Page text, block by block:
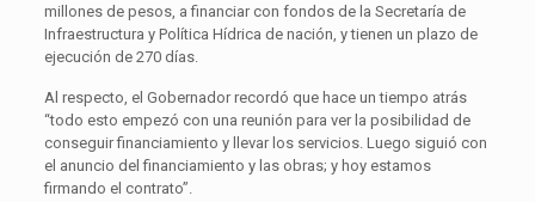
millones de pesos, a financiar con fondos de la Secretaría de
Infraestructura y Política Hídrica de nación, y tienen un plazo de
ejecución de 270 días.
Al respecto, el Gobernador recordó que hace un tiempo atrás
“todo esto empezó con una reunión para ver la posibilidad de
conseguir financiamiento y llevar los servicios. Luego siguió con
el anuncio del financiamiento y las obras; y hoy estamos
firmando el contrato”.